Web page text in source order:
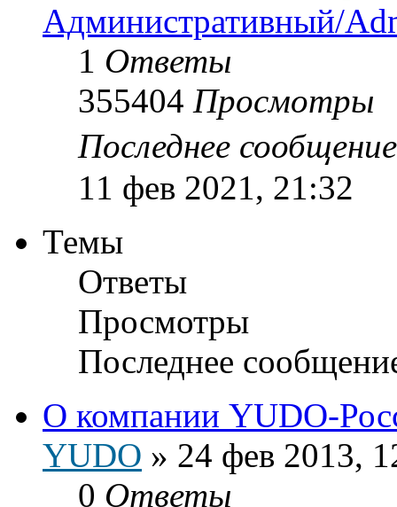
Административный/
1 Ответы
355404 Просмотры
Последнее
11 фев 2021, 21:32
Темы
Ответы
Просмотры
Последнее
О компании YUDO-
YUDO » 24 фев 2013,
0 Ответы